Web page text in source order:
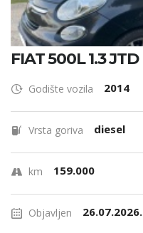
FIAT 500L 1.3 JTD
Godište vozila 2014
Vrsta goriva diesel
km 159.000
Objavljen 26.07.2026.